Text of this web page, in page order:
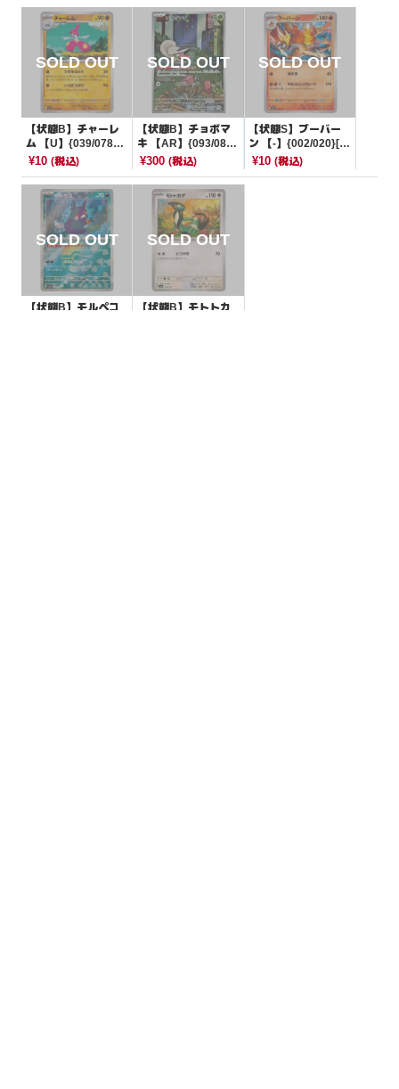
【状態B】チャーレ
ム 【U】{039/078}
[SV1S]
¥10 (税込)
【状態B】チョボマ
キ 【AR】{093/086}
[SV11W]
¥300(税込)
【状態S】ブーバー
ン 【-】{002/020}[S
VEL]
¥10 (税込)
【状態B】モルペコ
【状態B】モトトカ